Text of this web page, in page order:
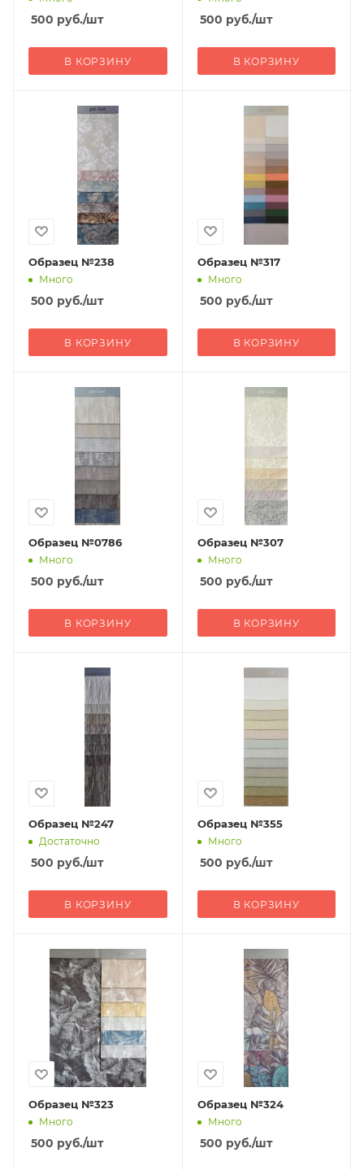
500 руб./шт
В КОРЗИНУ
500 руб./шт
В КОРЗИНУ
Образец №238
Много
500 руб./шт
В КОРЗИНУ
Образец №317
Много
500 руб./шт
В КОРЗИНУ
Образец №0786
Много
500 руб./шт
В КОРЗИНУ
Образец №307
Много
500 руб./шт
В КОРЗИНУ
Образец №247
Достаточно
500 руб./шт
В КОРЗИНУ
Образец №355
Много
500 руб./шт
В КОРЗИНУ
Образец №323
Много
500 руб./шт
Образец №324
Много
500 руб./шт